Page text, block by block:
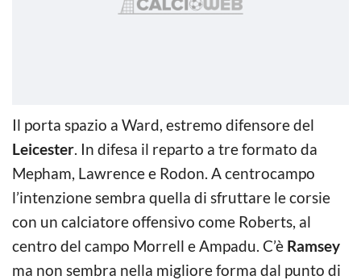
Il porta spazio a Ward, estremo difensore del
Leicester. In difesa il reparto a tre formato da
Mepham, Lawrence e Rodon. A centrocampo
l’intenzione sembra quella di sfruttare le corsie
con un calciatore offensivo come Roberts, al
centro del campo Morrell e Ampadu. C’è Ramsey
ma non sembra nella migliore forma dal punto di